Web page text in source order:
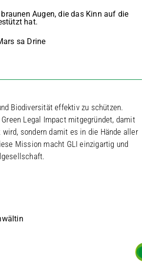
sa Drine
Biodiversität effektiv zu schützen.
Legal Impact mitgegründet, damit
sondern damit es in die Hände aller
Mission macht GLI einzigartig und